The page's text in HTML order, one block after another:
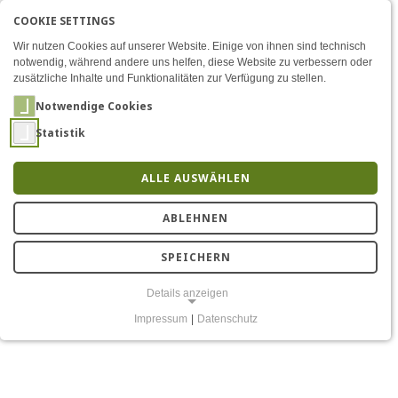
Zum Inhalt
Detail ENAKTIVE SPRACHE:
DE
Offene Stelle
COOKIE SETTINGS
Wir nutzen Cookies auf unserer Website. Einige von ihnen sind technisch
notwendig, während andere uns helfen, diese Website zu verbessern oder
zusätzliche Inhalte und Funktionalitäten zur Verfügung zu stellen.
Notwendige Cookies
Statistik
ALLE AUSWÄHLEN
ABLEHNEN
SPEICHERN
Details anzeigen
NOTWENDIGE COOKIES
Notwendige Cookies ermöglichen grundlegende Funktionen und sind
Impressum | Datenschutz